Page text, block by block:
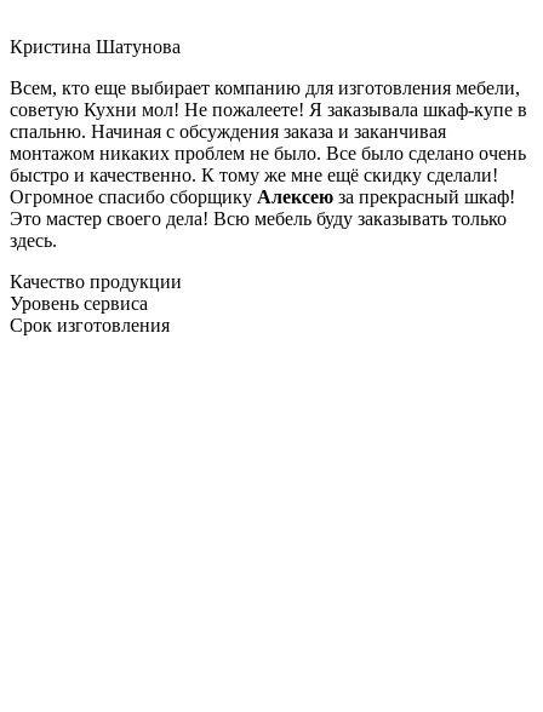
Кристина Шатунова
Всем, кто еще выбирает компанию для изготовления мебели,
советую Кухни мол! Не пожалеете! Я заказывала шкаф-купе в
спальню. Начиная с обсуждения заказа и заканчивая
монтажом никаких проблем не было. Все было сделано очень
быстро и качественно. К тому же мне ещё скидку сделали!
Огромное спасибо сборщику Алексею за прекрасный шкаф!
Это мастер своего дела! Всю мебель буду заказывать только
здесь.
Качество продукции
Уровень сервиса
Срок изготовления